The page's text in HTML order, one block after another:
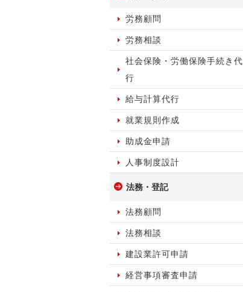
労務顧問
労務相談
社会保険・労働保険手続き代
行
給与計算代行
就業規則作成
助成金申請
人事制度設計
法務・登記
法務顧問
法務相談
建設業許可申請
経営事項審査申請